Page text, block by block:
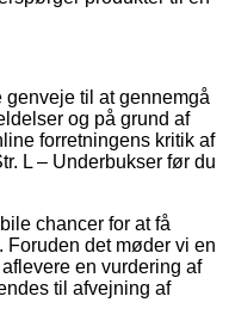
til at gennemgå
og på grund af
forretningens kritik af
L – Underbukser før du
chancer for at få
Foruden det møder vi en
en vurdering af
til afvejning af